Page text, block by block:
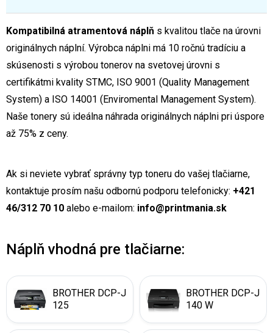
Kompatibilná atramentová náplň s kvalitou tlače na úrovni
originálnych náplní. Výrobca náplni má 10 ročnú tradíciu a
skúsenosti s výrobou tonerov na svetovej úrovni s
certifikátmi kvality STMC, ISO 9001 (Quality Management
System) a ISO 14001 (Enviromental Management System).
Naše tonery sú ideálna náhrada originálnych náplni pri úspore
až 75% z ceny.
Ak si neviete vybrať správny typ toneru do vašej tlačiarne,
kontaktuje prosím našu odbornú podporu telefonicky: +421
46/312 70 10 alebo e-mailom: info@printmania.sk
Náplň vhodná pre tlačiarne:
BROTHER DCP-J
125
BROTHER DCP-J
140 W